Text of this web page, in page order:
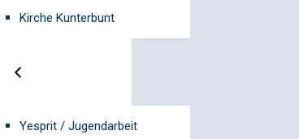
Kirche Kunterbunt
Yesprit / Jugendarbeit